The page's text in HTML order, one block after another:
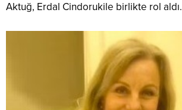
Aktuğ, Erdal Cindorukile birlikte rol aldı.